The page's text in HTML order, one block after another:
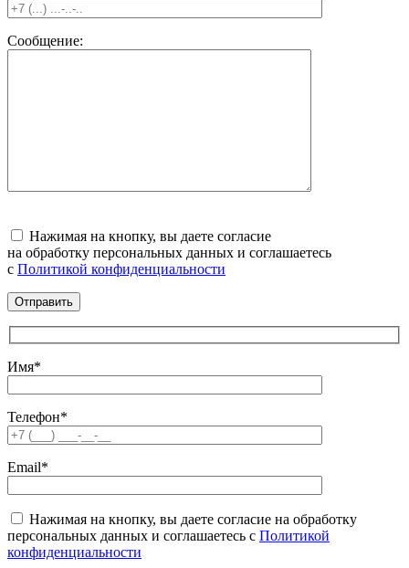
Сообщение:
Нажимая на кнопку, вы даете согласие
на обработку персональных данных и соглашаетесь
c Политикой конфиденциальности
Имя*
Телефон*
Email*
Нажимая на кнопку, вы даете согласие на обработку
персональных данных и соглашаетесь c Политикой
конфиденциальности